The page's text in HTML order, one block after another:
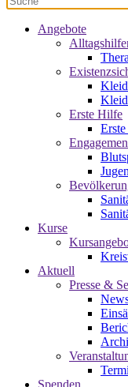
Angebote
Erste Hilfe
Kurse
Aktuell
Presse &
Spenden